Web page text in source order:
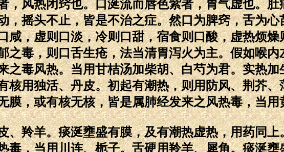
，风热闭窍也。口涎流而唇色紫者，胃气虚也。
，摇头不止，皆是不治之症。然口为脾窍，舌为
咸，虚则口淡，冷则口甜，宿食则口酸，虚热烦
之毒，则口舌生疮，法当清胃泻火为主。假如喉
之毒风热。当用甘桔汤加柴胡、白芍为君。实热
核用独活、丹皮。初起有潮热，则用防风、荆芥
膜，或有核无核，皆是属肺经发来之风热毒，当
羊。痰涎壅盛有膜，及有潮热虚热，用药同上
毒，当用川连、栀子。舌硬用羚羊、犀角。痰涎